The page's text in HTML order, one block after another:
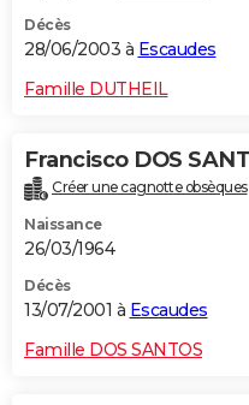
Décès
28/06/2003 à Escaudes
Famille DUTHEIL
Francisco DOS
Créer une cagnotte obsèques
Naissance
26/03/1964
Décès
13/07/2001 à Escaudes
Famille DOS SANTOS